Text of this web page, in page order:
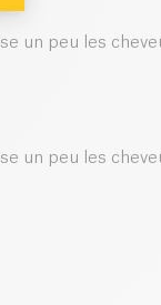
un peu les
un peu les